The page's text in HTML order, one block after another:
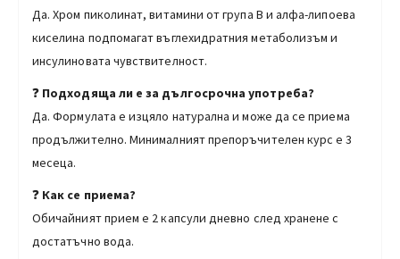
Да. Хром пиколинат, витамини от група B и алфа-липоева
киселина подпомагат въглехидратния метаболизъм и
инсулиновата чувствителност.
❓ Подходяща ли е за дългосрочна употреба?
Да. Формулата е изцяло натурална и може да се приема
продължително. Минималният препоръчителен курс е 3
месеца.
❓ Как се приема?
Обичайният прием е 2 капсули дневно след хранене с
достатъчно вода.